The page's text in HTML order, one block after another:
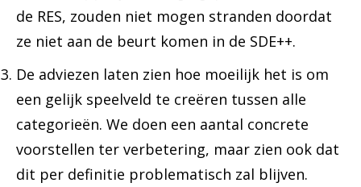
de RES, zouden niet mogen stranden doordat
ze niet aan de beurt komen in de SDE++.
De adviezen laten zien hoe moeilijk het is om
een gelijk speelveld te creëren tussen alle
categorieën. We doen een aantal concrete
voorstellen ter verbetering, maar zien ook dat
dit per definitie problematisch zal blijven.